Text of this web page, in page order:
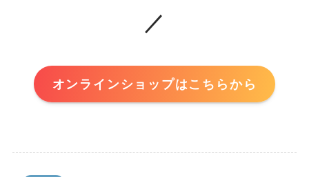
／
オンラインショップはこちらから